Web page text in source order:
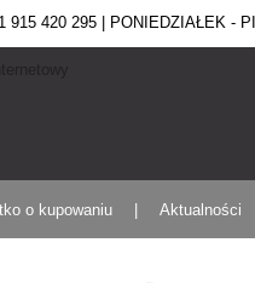
915 420 295 | PONIEDZIAŁEK -
o kupowaniu Aktualności